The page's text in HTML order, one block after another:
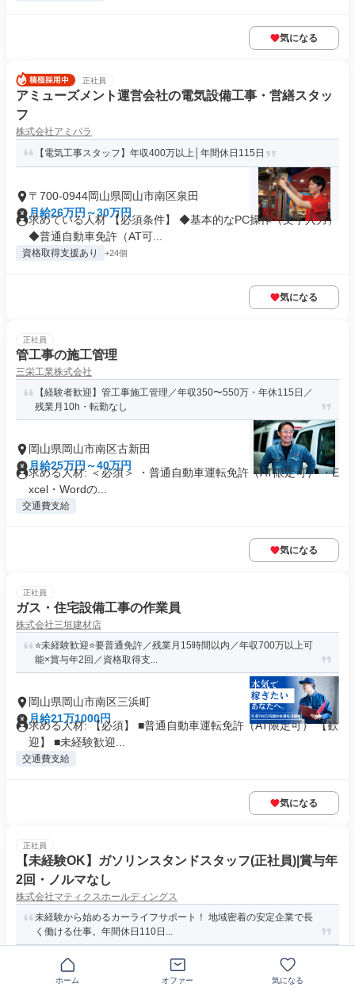
気になる
正社員
アミューズメント運営会社の電気設備工事・営繕スタッ
フ
株式会社アミパラ
【電気工事スタッフ】年収400万以上│年間休日115日
〒700-0944岡山県岡山市南区泉田
月給26万円～30万円
求めている人材 【必須条件】 ◆基本的なPC操作（文字入力）
◆普通自動車免許（AT可...
資格取得支援あり +24個
気になる
正社員
管工事の施工管理
三栄工業株式会社
【経験者歓迎】管工事施工管理／年収350〜550万・年休115日／
残業月10h・転勤なし
岡山県岡山市南区古新田
月給25万円～40万円
求める人材: ＜必須＞ ・普通自動車運転免許（AT限定可） ・E
xcel・Wordの...
交通費支給
気になる
正社員
ガス・住宅設備工事の作業員
株式会社三垣建材店
⭐未経験歓迎⭐要普通免許／残業月15時間以内／年収700万以上可
能×賞与年2回／資格取得支...
岡山県岡山市南区三浜町
月給21万1000円
求める人材: 【必須】 ■普通自動車運転免許（AT限定可） 【歓
迎】 ■未経験歓迎...
交通費支給
気になる
正社員
【未経験OK】ガソリンスタンドスタッフ(正社員)|賞与年
2回・ノルマなし
株式会社マティクスホールディングス
未経験から始めるカーライフサポート！ 地域密着の安定企業で長
く働ける仕事。年間休日110日...
岡山県岡山市南区福富東
ホーム オファー 気になる